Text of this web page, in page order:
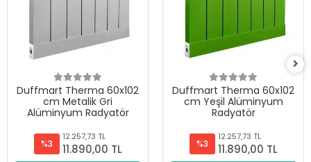
Duffmart Therma 60x102
cm Metalik Gri
Alüminyum Radyatör
%3
12.257,73 TL
11.890,00 TL
Duffmart Therma 60x102
cm Yeşil Alüminyum
Radyatör
%3
12.257,73 TL
11.890,00 TL